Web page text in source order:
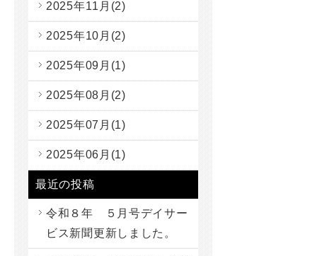
2025年11月(2)
2025年10月(2)
2025年09月(1)
2025年08月(2)
2025年07月(1)
2025年06月(1)
最近の投稿
令和８年 ５月号デイサー
ビス新聞更新しました。